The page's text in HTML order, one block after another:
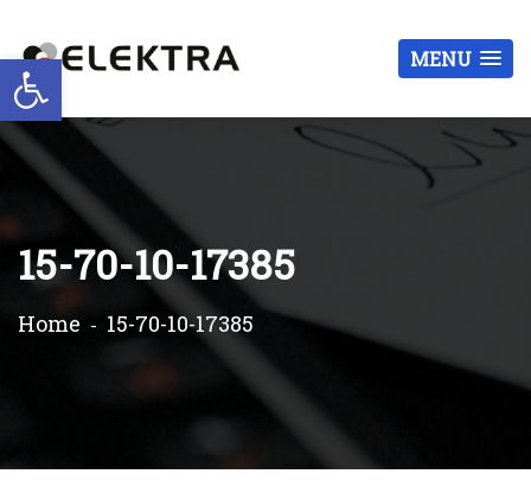
Otwórz pasek narzędzi MENU
15-70-10-17385
Home 15-70-10-17385